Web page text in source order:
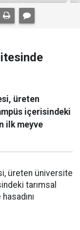
üreten
içerisindeki
ilk meyve
üreten üniversite
tarımsal